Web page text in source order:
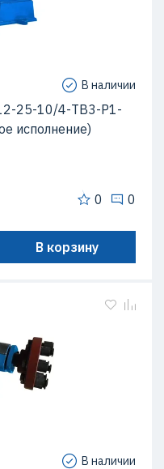
В наличии
25-10/4-ТВ3-Р1-
исполнение)
0 0
В корзину
В наличии